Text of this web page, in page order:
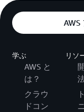
AWS
学ぶ
AWS と
は？
クラウ
ドコン
リソ